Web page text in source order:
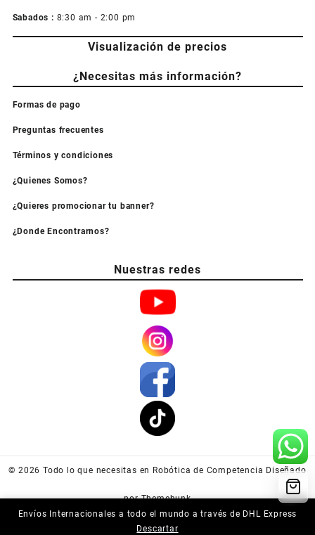
Envíos Internacionales a todo el mundo a través de DHL Express
Descartar
Sabados : 8:30 am - 2:00 pm
Visualización de precios
¿Necesitas más información?
Formas de pago
Preguntas frecuentes
Términos y condiciones
¿Quienes Somos?
¿Quieres promocionar tu banner?
¿Donde Encontrarnos?
Nuestras redes
© 2026 Todo lo que necesitas en Robótica de Competencia Diseñado
por Themehunk